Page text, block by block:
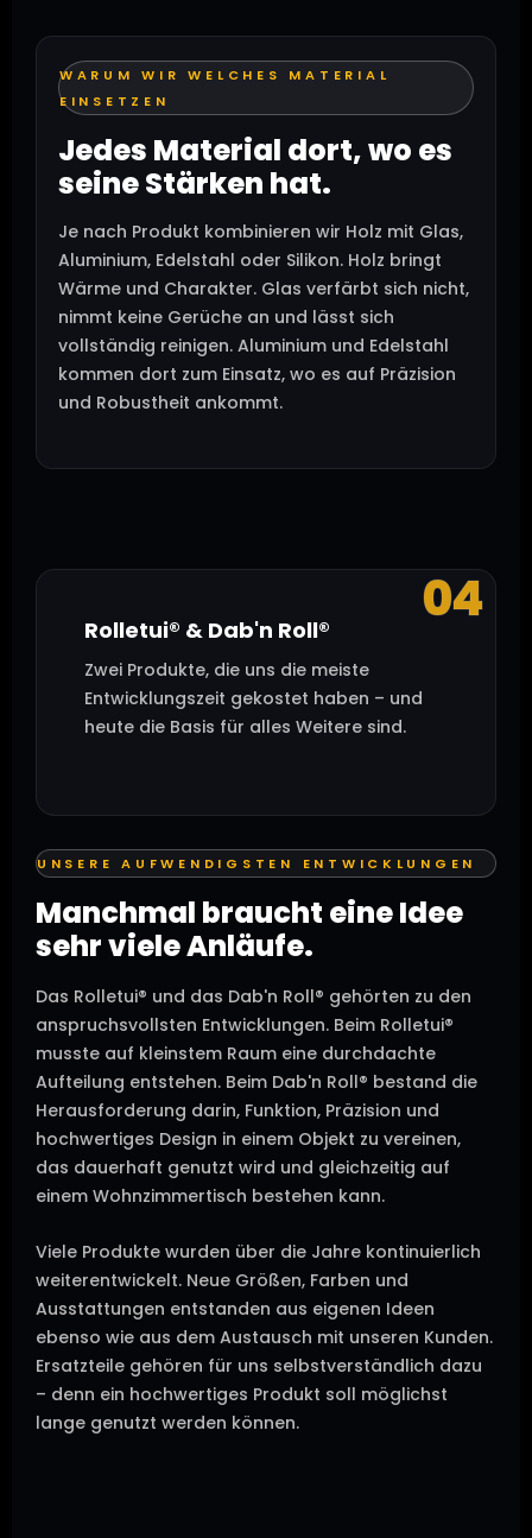
WARUM WIR WELCHES MATERIAL
EINSETZEN
Jedes Material dort, wo es
seine Stärken hat.
Je nach Produkt kombinieren wir Holz mit Glas,
Aluminium, Edelstahl oder Silikon. Holz bringt
Wärme und Charakter. Glas verfärbt sich nicht,
nimmt keine Gerüche an und lässt sich
vollständig reinigen. Aluminium und Edelstahl
kommen dort zum Einsatz, wo es auf Präzision
und Robustheit ankommt.
04
Rolletui® & Dab'n Roll®
Zwei Produkte, die uns die meiste
Entwicklungszeit gekostet haben – und
heute die Basis für alles Weitere sind.
UNSERE AUFWENDIGSTEN ENTWICKLUNGEN
Manchmal braucht eine Idee
sehr viele Anläufe.
Das Rolletui® und das Dab'n Roll® gehörten zu den
anspruchsvollsten Entwicklungen. Beim Rolletui®
musste auf kleinstem Raum eine durchdachte
Aufteilung entstehen. Beim Dab'n Roll® bestand die
Herausforderung darin, Funktion, Präzision und
hochwertiges Design in einem Objekt zu vereinen,
das dauerhaft genutzt wird und gleichzeitig auf
einem Wohnzimmertisch bestehen kann.
Viele Produkte wurden über die Jahre kontinuierlich
weiterentwickelt. Neue Größen, Farben und
Ausstattungen entstanden aus eigenen Ideen
ebenso wie aus dem Austausch mit unseren Kunden.
Ersatzteile gehören für uns selbstverständlich dazu
– denn ein hochwertiges Produkt soll möglichst
lange genutzt werden können.